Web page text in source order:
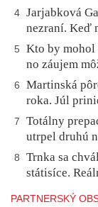
4 Jarjabková
nezraní. Keď
5
Kto by mohol
no záujem
6
Martinská
roka. Júl
7
Totálny
utrpel druhú
8
Trnka sa
státisíce.
PARTNERSKÝ